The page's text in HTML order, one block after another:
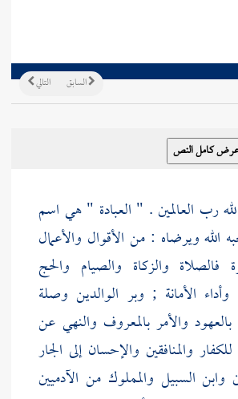
التالي السابق
رب العالمين . " العبادة " هي اسم
الله ويرضاه : من الأقوال والأعمال
فالصلاة والزكاة والصيام والحج
الأمانة ; وبر الوالدين وصلة
بالعهود والأمر بالمعروف والنهي عن
والمنافقين والإحسان إلى الجار
وابن السبيل والمملوك من الآدميين